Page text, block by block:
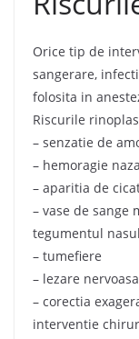
Orice tip de
sangerare,
folosita in
Riscurile
– senzatie de
– hemoragie
– aparitia de
– vase de sange
tegumentul
– tumefiere
– lezare
– corectia
interventie